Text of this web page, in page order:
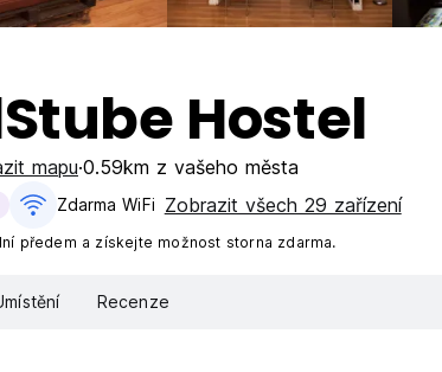
Hostel
mapu 0.59km z vašeho města
Zdarma WiFi Zobrazit všech 29 zařízení
předem a získejte možnost storna zdarma.
Recenze